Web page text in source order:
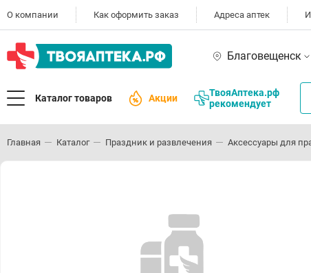
О компании Как оформить заказ Адреса аптек
Благовещенск
Каталог товаров Акции
ТвояАптека.рф
рекомендует
Главная Каталог Праздник и развлечения Аксессуары для